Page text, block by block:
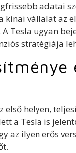
adatai
kínai vállalat az
Tesla ugyan
stratégiája
első helyen,
a Tesla is
az ilyen erős